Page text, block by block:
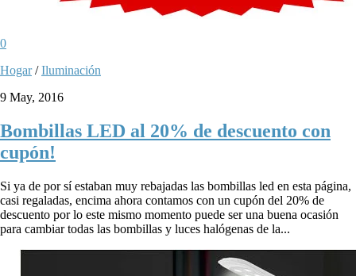
0
Hogar/Iluminación
9 May, 2016
Bombillas LED al 20% de descuento con
cupón!
Si ya de por sí estaban muy rebajadas las bombillas led en esta página,
casi regaladas, encima ahora contamos con un cupón del 20% de
descuento por lo este mismo momento puede ser una buena ocasión
para cambiar todas las bombillas y luces halógenas de la...